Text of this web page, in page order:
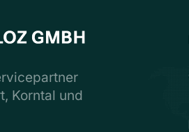
Korntal und